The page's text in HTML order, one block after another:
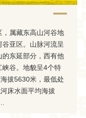
属藏东高山河谷地
亚区。山脉河流呈
东延部分，西有他
谷。地貌呈4个特
拔5630米，最低处
床水面平均海拔